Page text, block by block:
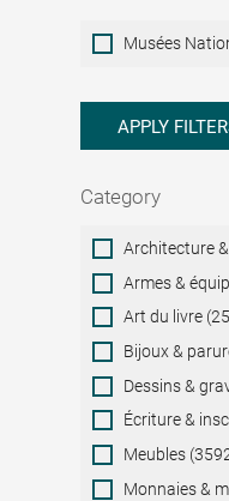
Musées
Nationaux
Musées
APPLY
Category
Category
Architecture
Armes &
Art du livre
Bijoux &
Dessins &
Écriture &
Meubles
Monnaies &